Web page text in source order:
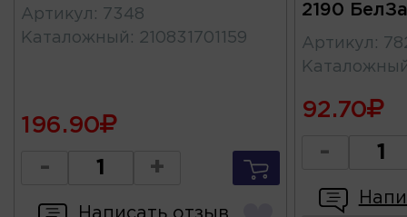
Артикул :
7348
Каталожный : 210831701159
196.90
- +
Написать отзыв
2190
Артикул :
92.70
-